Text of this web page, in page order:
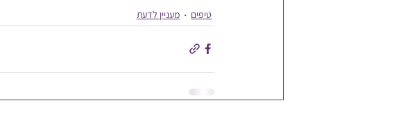
טיפים מעניין לדעת